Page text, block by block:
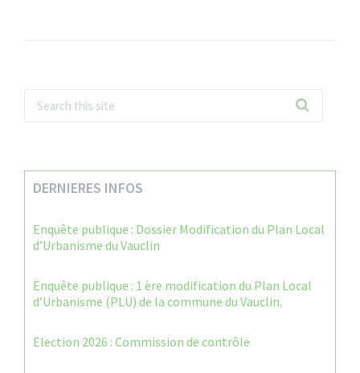
DERNIERES INFOS
Enquête publique : Dossier Modification du Plan Local
d’Urbanisme du Vauclin
Enquête publique : 1 ère modification du Plan Local
d’Urbanisme (PLU) de la commune du Vauclin.
Election 2026 : Commission de contrôle